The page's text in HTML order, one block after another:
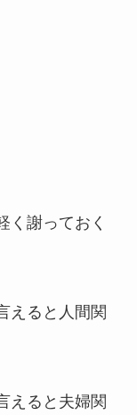
く謝っておく
えると人間関
えると夫婦関